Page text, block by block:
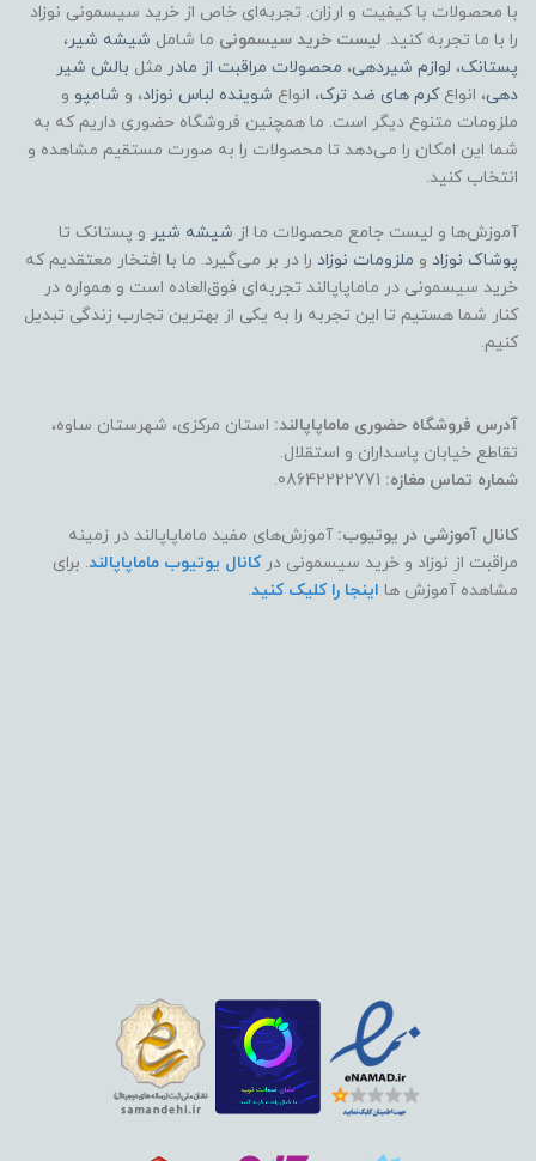
با محصولات با کیفیت و ارزان. تجربه‌ای خاص از خرید سیسمونی نوزاد
را با ما تجربه کنید. لیست خرید سیسمونی ما شامل شیشه شیر،
پستانک، لوازم شیردهی، محصولات مراقبت از مادر مثل بالش شیر
دهی، انواعکرم های ضد ترک، انواع شوینده لباس نوزاد، و شامپو و
ملزومات متنوع دیگر است. ما همچنین فروشگاه حضوری داریم که به
شما این امکان را می‌دهد تا محصولات را به صورت مستقیم مشاهده و
انتخاب کنید.
آموزش‌ها و لیست جامع محصولات ما از شیشه شیر و پستانک تا
پوشاک نوزاد و ملزومات نوزاد را در بر می‌گیرد. ما با افتخار معتقدیم که
خرید سیسمونی در ماماپاپالند تجربه‌ای فوق‌العاده است و همواره در
کنار شما هستیم تا این تجربه را به یکی از بهترین تجارب زندگی تبدیل
کنیم.
آدرس فروشگاه حضوری ماماپاپالند: استان مرکزی، شهرستان ساوه،
تقاطع خیابان پاسداران و استقلال.
شماره تماس مغازه:
کانال آموزشی در یوتیوب: آموزش‌های مفید ماماپاپالند در زمینه
مراقبت از نوزاد و خرید سیسمونی درکانال یوتیوب ماماپاپالند. برای
مشاهده آموزش ها اینجا را کلیک کنید.